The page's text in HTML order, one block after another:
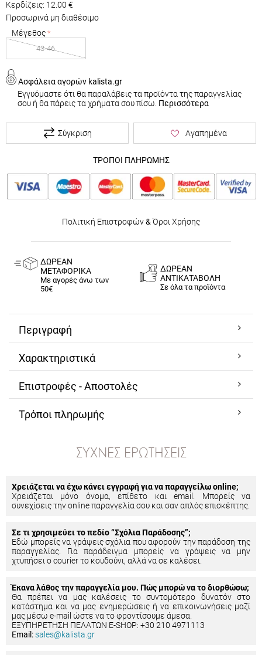
Κερδίζεις: 12.00 €
Προσωρινά μη διαθέσιμο
Μέγεθος
43-46
Ασφάλεια αγορών kalista.gr
Εγγυόμαστε ότι θα παραλάβεις τα προϊόντα της παραγγελίας
σου ή θα πάρεις τα χρήματα σου πίσω. Περισσότερα
Σύγκριση Αγαπημένα
ΤΡΟΠΟΙ ΠΛΗΡΩΜΗΣ
Πολιτική Επιστροφών& Όροι Χρήσης
ΔΩΡΕΑΝ
ΜΕΤΑΦΟΡΙΚΑ
Με αγορές άνω των
50€
ΔΩΡΕΑΝ
ΑΝΤΙΚΑΤΑΒΟΛΗ
Σε όλα τα προϊόντα
Περιγραφή
Χαρακτηριστικά
Επιστροφές - Αποστολές
Τρόποι πληρωμής
ΣΥΧΝΈΣ ΕΡΩΤΉΣΕΙΣ
Χρειάζεται να έχω κάνει εγγραφή για να παραγγείλω online;
Χρειάζεται μόνο όνομα, επίθετο και email. Μπορείς να
συνεχίσεις την online παραγγελία σου και σαν απλός επισκέπτης.
Σε τι χρησιμεύει το πεδίο “Σχόλια Παράδοσης”;
Εδώ μπορείς να γράψεις σχόλια που αφορούν την παράδοση της
παραγγελίας. Για παράδειγμα μπορείς να γράψεις να μην
χτυπήσει ο courier το κουδούνι, αλλά να σε καλέσει.
Έκανα λάθος την παραγγελία μου. Πώς μπορώ να το διορθώσω;
Θα πρέπει να μας καλέσεις το συντομότερο δυνατόν στο
κατάστημα και να μας ενημερώσεις ή να επικοινωνήσεις μαζί
μας μέσω e-mail ώστε να το φροντίσουμε άμεσα.
ΕΞΥΠΗΡΕΤΗΣΗ ΠΕΛΑΤΩΝ E-SHOP: +30 210 4971113
Email:sales@kalista.gr